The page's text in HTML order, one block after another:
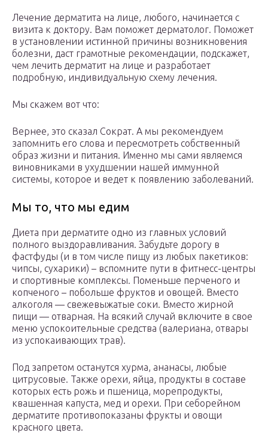
Лечение дерматита на лице, любого, начинается с
визита к доктору. Вам поможет дерматолог. Поможет
в установлении истинной причины возникновения
болезни, даст грамотные рекомендации, подскажет,
чем лечить дерматит на лице и разработает
подробную, индивидуальную схему лечения.
Мы скажем вот что:
Вернее, это сказал Сократ. А мы рекомендуем
запомнить его слова и пересмотреть собственный
образ жизни и питания. Именно мы сами являемся
виновниками в ухудшении нашей иммунной
системы, которое и ведет к появлению заболеваний.
Мы то, что мы едим
Диета при дерматите одно из главных условий
полного выздоравливания. Забудьте дорогу в
фастфуды (и в том числе пищу из любых пакетиков:
чипсы, сухарики) – вспомните пути в фитнесс-центры
и спортивные комплексы. Поменьше перченого и
копченого – побольше фруктов и овощей. Вместо
алкоголя — свежевыжатые соки. Вместо жирной
пищи — отварная. На всякий случай включите в свое
меню успокоительные средства (валериана, отвары
из успокаивающих трав).
Под запретом останутся хурма, ананасы, любые
цитрусовые. Также орехи, яйца, продукты в составе
которых есть рожь и пшеница, морепродукты,
квашенная капуста, мед и орехи. При себорейном
дерматите противопоказаны фрукты и овощи
красного цвета.